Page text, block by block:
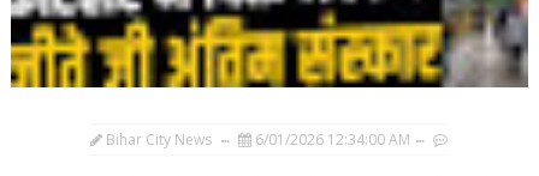
Bihar City News 6/01/2026 12:34:00 AM